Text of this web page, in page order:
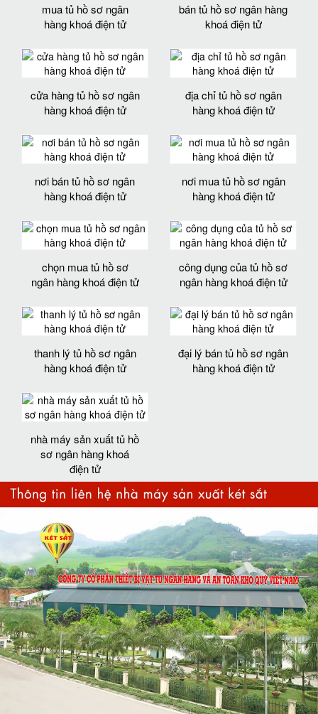
mua tủ hồ sơ ngân
hàng khoá điện tử
bán tủ hồ sơ ngân hàng
khoá điện tử
cửa hàng tủ hồ sơ ngân
hàng khoá điện tử
địa chỉ tủ hồ sơ ngân
hàng khoá điện tử
nơi bán tủ hồ sơ ngân
hàng khoá điện tử
nơi mua tủ hồ sơ ngân
hàng khoá điện tử
chọn mua tủ hồ sơ
ngân hàng khoá điện tử
công dụng của tủ hồ sơ
ngân hàng khoá điện tử
thanh lý tủ hồ sơ ngân
hàng khoá điện tử
đại lý bán tủ hồ sơ ngân
hàng khoá điện tử
nhà máy sản xuất tủ hồ
sơ ngân hàng khoá
điện tử